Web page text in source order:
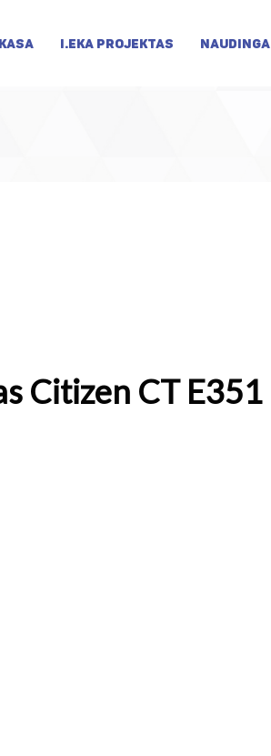
I.EKA PROJEKTAS NAUDINGA
Citizen CT E351